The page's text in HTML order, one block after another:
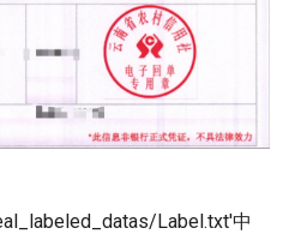
Label.txt'中